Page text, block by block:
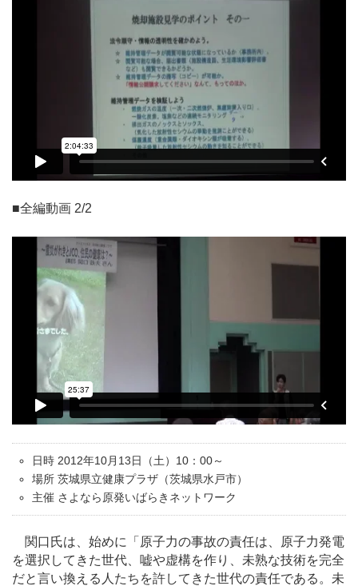
■全編動画 2/2
日時 2012年10月13日（土）10：00～
場所 茨城県立健康プラザ（茨城県水戸市）
主催 さよなら原発いばらきネットワーク
関口氏は、始めに「原子力の事故の責任は、原子力発電
を選択してきた世代、嘘や虚構を作り、未熟な技術を完全
だと言い換える人たちを許してきた世代の責任である。未